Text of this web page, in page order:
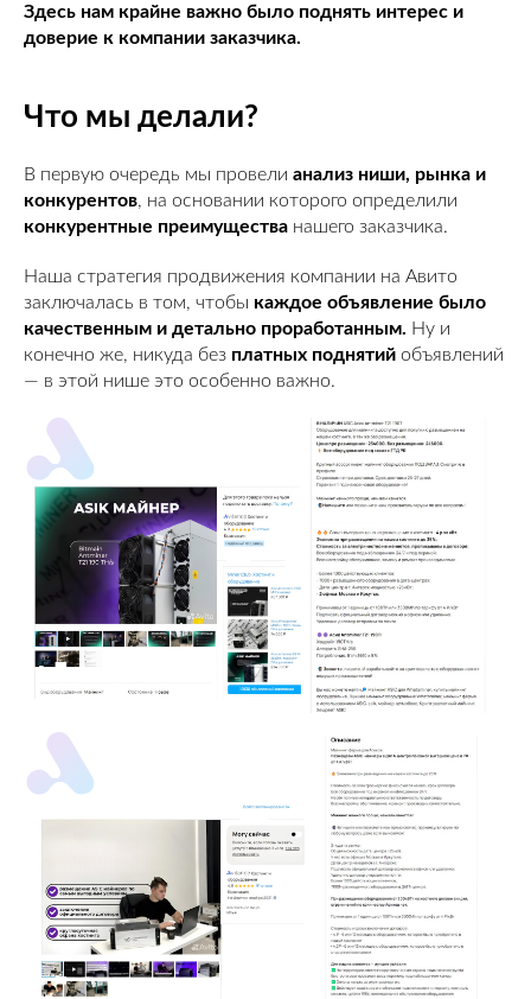
Здесь нам крайне важно было поднять интерес и
доверие к компании заказчика.
Что мы делали?
В первую очередь мы провели анализ ниши, рынка и
конкурентов, на основании которого определили
конкурентные преимущества нашего заказчика.
Наша стратегия продвижения компании на Авито
заключалась в том, чтобы каждое объявление было
качественным и детально проработанным. Ну и
конечно же, никуда без платных поднятий объявлений
— в этой нише это особенно важно.